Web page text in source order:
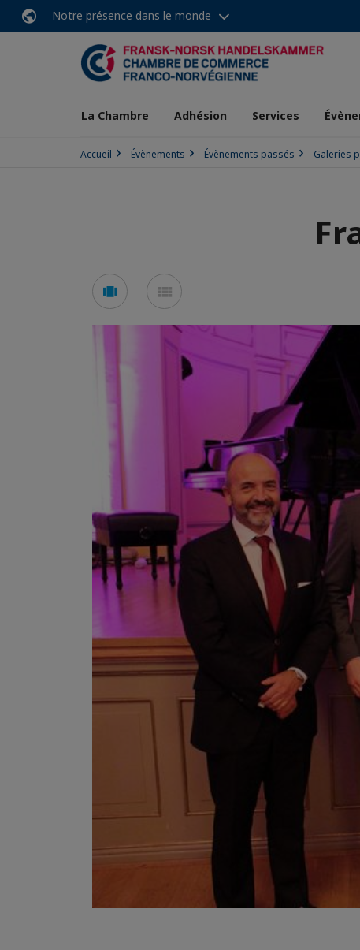
Notre présence dans le monde
La Chambre Adhésion Services
Accueil Évènements Évènements passés Galeries
Voir
en
carousel
en
mosaïque